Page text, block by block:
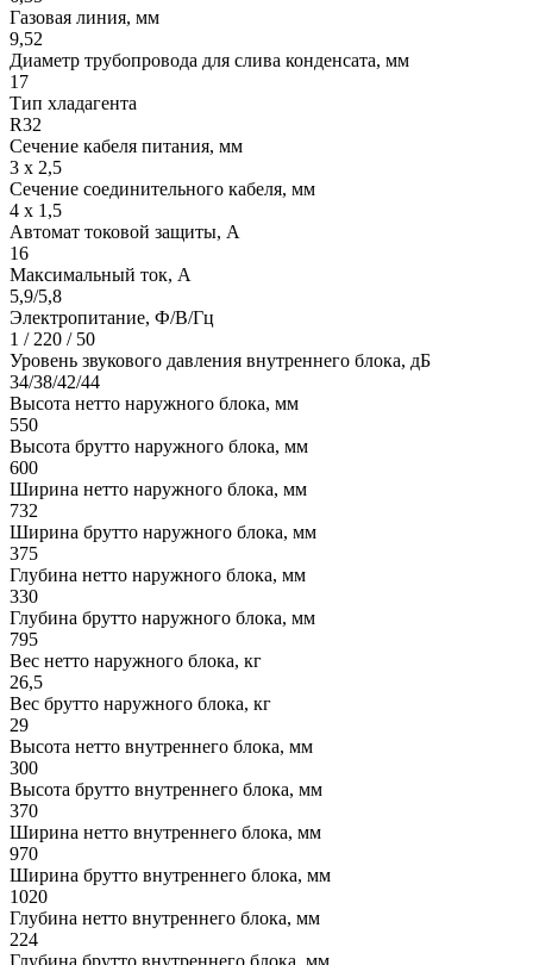
Газовая линия, мм
9,52
Диаметр трубопровода для слива конденсата, мм
17
Тип хладагента
R32
Сечение кабеля питания, мм
3 х 2,5
Сечение соединительного кабеля, мм
4 х 1,5
Автомат токовой защиты, A
16
Максимальный ток, А
5,9/5,8
Электропитание, Ф/В/Гц
1 / 220 / 50
Уровень звукового давления внутреннего блока, дБ
34/38/42/44
Высота нетто наружного блока, мм
550
Высота брутто наружного блока, мм
600
Ширина нетто наружного блока, мм
732
Ширина брутто наружного блока, мм
375
Глубина нетто наружного блока, мм
330
Глубина брутто наружного блока, мм
795
Вес нетто наружного блока, кг
26,5
Вес брутто наружного блока, кг
29
Высота нетто внутреннего блока, мм
300
Высота брутто внутреннего блока, мм
370
Ширина нетто внутреннего блока, мм
970
Ширина брутто внутреннего блока, мм
1020
Глубина нетто внутреннего блока, мм
224